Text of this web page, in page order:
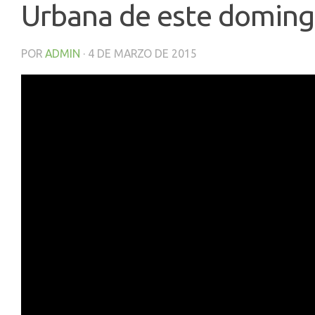
Urbana de este
POR ADMIN · 4 DE MARZO DE 2015